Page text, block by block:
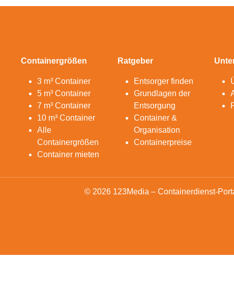
Containergrößen
3 m³ Container
5 m³ Container
7 m³ Container
10 m³ Container
Alle
Containergrößen
Container mieten
Ratgeber
Entsorger finden
Grundlagen der
Entsorgung
Container &
Organisation
Containerpreise
© 2026 123Media – Containerdienst-